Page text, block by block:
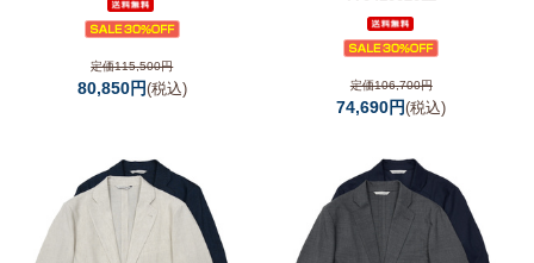
定価115,500円
80,850円(税込) 定価106,700円
74,690円(税込)